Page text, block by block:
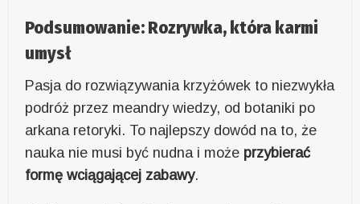
Podsumowanie: Rozrywka, która karmi
umysł
Pasja do rozwiązywania krzyżówek to niezwykła
podróż przez meandry wiedzy, od botaniki po
arkana retoryki. To najlepszy dowód na to, że
nauka nie musi być nudna i może przybierać
formę wciągającej zabawy.